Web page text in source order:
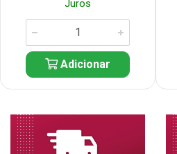
Juros
Adicionar